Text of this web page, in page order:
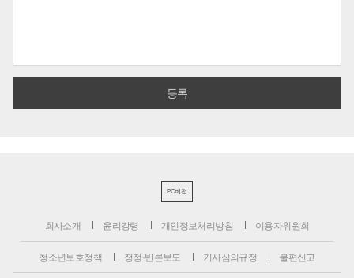
PC버전
회사소개 윤리강령 개인정보처리방침 이용자위원회
청소년보호정책 정정·반론보도 기사심의규정 불편신고